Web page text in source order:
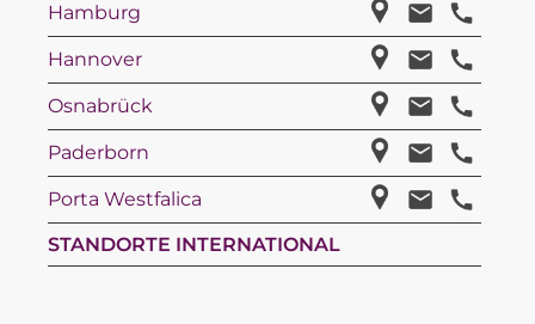
Hamburg
Hannover
Osnabrück
Paderborn
Porta Westfalica
STANDORTE INTERNATIONAL